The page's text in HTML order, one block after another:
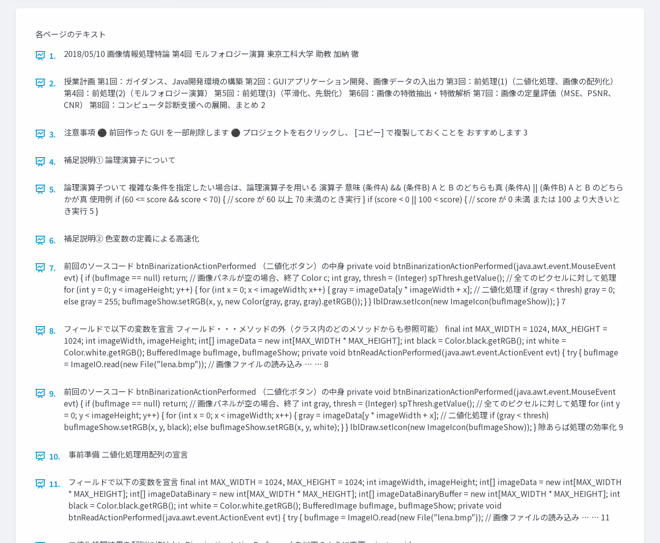
各ページのテキスト
1.
2018/05/10 画像情報処理特論 第4回 モルフォロジー演算 東京工科大学 助教 加納 徹
2.
授業計画 第1回：ガイダンス、Java開発環境の構築 第2回：GUIアプリケーション開発、画像データの入出力 第3回：前処理(1)（二値化処理、画像の配列化）
第4回：前処理(2)（モルフォロジー演算） 第5回：前処理(3)（平滑化、先鋭化） 第6回：画像の特徴抽出・特徴解析 第7回：画像の定量評価（MSE、PSNR、
CNR） 第8回：コンピュータ診断支援への展開、まとめ 2
3. 注意事項 ⚫ 前回作った GUI を一部削除します ⚫ プロジェクトを右クリックし、 [コピー] で複製しておくことを おすすめします 3
4. 補足説明① 論理演算子について
5.
論理演算子ついて 複雑な条件を指定したい場合は、論理演算子を用いる 演算子 意味 (条件A) && (条件B) A と B のどちらも真 (条件A) || (条件B) A と B のどちら
かが真 使用例 if (60 <= score && score < 70) { // score が 60 以上 70 未満のとき実行 } if (score < 0 || 100 < score) { // score が 0 未満 または 100 より大きいと
き実行 5 }
6. 補足説明② 色変数の定義による高速化
7.
前回のソースコード btnBinarizationActionPerformed （二値化ボタン）の中身 private void btnBinarizationActionPerformed(java.awt.event.MouseEvent
evt) { if (bufImage == null) return; // 画像パネルが空の場合、終了 Color c; int gray, thresh = (Integer) spThresh.getValue(); // 全てのピクセルに対して処理
for (int y = 0; y < imageHeight; y++) { for (int x = 0; x < imageWidth; x++) { gray = imageData[y * imageWidth + x]; // 二値化処理 if (gray < thresh) gray = 0;
else gray = 255; bufImageShow.setRGB(x, y, new Color(gray, gray, gray).getRGB()); } } lblDraw.setIcon(new ImageIcon(bufImageShow)); } 7
8.
フィールドで以下の変数を宣言 フィールド・・・メソッドの外（クラス内のどのメソッドからも参照可能） final int MAX_WIDTH = 1024, MAX_HEIGHT =
1024; int imageWidth, imageHeight; int[] imageData = new int[MAX_WIDTH * MAX_HEIGHT]; int black = Color.black.getRGB(); int white =
Color.white.getRGB(); BufferedImage bufImage, bufImageShow; private void btnReadActionPerformed(java.awt.event.ActionEvent evt) { try { bufImage
= ImageIO.read(new File("lena.bmp")); // 画像ファイルの読み込み … … 8
9.
前回のソースコード btnBinarizationActionPerformed （二値化ボタン）の中身 private void btnBinarizationActionPerformed(java.awt.event.MouseEvent
evt) { if (bufImage == null) return; // 画像パネルが空の場合、終了 int gray, thresh = (Integer) spThresh.getValue(); // 全てのピクセルに対して処理 for (int y
= 0; y < imageHeight; y++) { for (int x = 0; x < imageWidth; x++) { gray = imageData[y * imageWidth + x]; // 二値化処理 if (gray < thresh)
bufImageShow.setRGB(x, y, black); else bufImageShow.setRGB(x, y, white); } } lblDraw.setIcon(new ImageIcon(bufImageShow)); } 隙あらば処理の効率化 9
10. 事前準備 二値化処理用配列の宣言
11.
フィールドで以下の変数を宣言 final int MAX_WIDTH = 1024, MAX_HEIGHT = 1024; int imageWidth, imageHeight; int[] imageData = new int[MAX_WIDTH
* MAX_HEIGHT]; int[] imageDataBinary = new int[MAX_WIDTH * MAX_HEIGHT]; int[] imageDataBinaryBuffer = new int[MAX_WIDTH * MAX_HEIGHT]; int
black = Color.black.getRGB(); int white = Color.white.getRGB(); BufferedImage bufImage, bufImageShow; private void
btnReadActionPerformed(java.awt.event.ActionEvent evt) { try { bufImage = ImageIO.read(new File("lena.bmp")); // 画像ファイルの読み込み … … 11